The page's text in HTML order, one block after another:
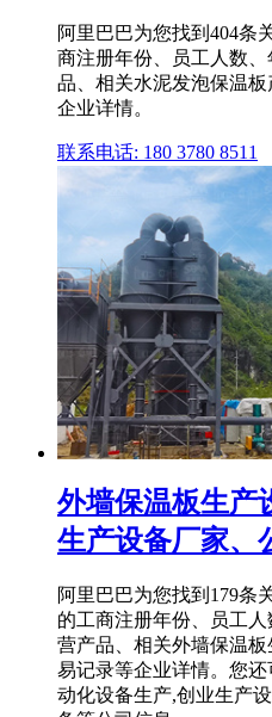
阿里巴巴为您找到404条
商注册年份、员工人数
品、相关水泥发泡保温
企业详情。
联系电话: 180 3780 8511
外墙保温板生产
生产设备厂家、
阿里巴巴为您找到179条
的工商注册年份、员工
营产品、相关外墙保温
易记录等企业详情。您
动化设备生产,创业生产